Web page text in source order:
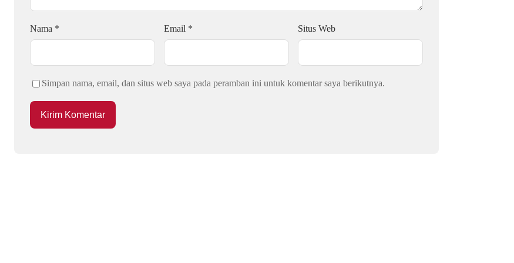
Nama * Email * Situs Web
Simpan nama, email, dan situs web saya pada peramban ini untuk komentar saya berikutnya.